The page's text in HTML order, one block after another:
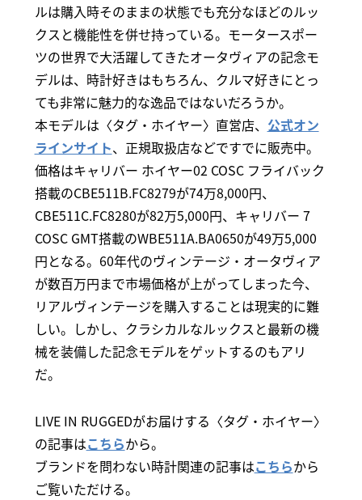
ルは購入時そのままの状態でも充分なほどのルッ
クスと機能性を併せ持っている。モータースポー
ツの世界で大活躍してきたオータヴィアの記念モ
デルは、時計好きはもちろん、クルマ好きにとっ
ても非常に魅力的な逸品ではないだろうか。
本モデルは〈タグ・ホイヤー〉直営店、 公式オン
ラインサイト、正規取扱店などですでに販売中。
価格はキャリバー ホイヤー02 COSC フライバック
搭載のCBE511B.FC8279が74万8,000円、
CBE511C.FC8280が82万5,000円、キャリバー 7
COSC GMT搭載のWBE511A.BA0650が49万5,000
円となる。60年代のヴィンテージ・オータヴィア
が数百万円まで市場価格が上がってしまった今、
リアルヴィンテージを購入することは現実的に難
しい。しかし、クラシカルなルックスと最新の機
械を装備した記念モデルをゲットするのもアリ
だ。
LIVE IN RUGGEDがお届けする〈タグ・ホイヤー〉
の記事はこちらから。
ブランドを問わない時計関連の記事はこちらから
ご覧いただける。